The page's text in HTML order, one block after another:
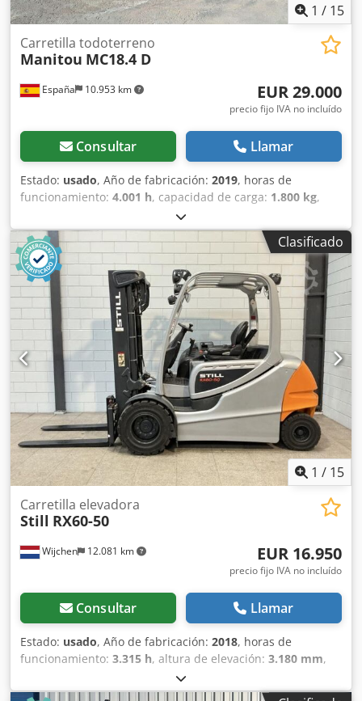
1 / 15
España 10.953 km
Carretilla todoterreno
Manitou MC18.4 D
EUR 29.000
precio fijo IVA no incluído
Consultar Llamar
Estado: usado, Año de fabricación: 2019, horas de
funcionamiento: 4.001 h, capacidad de carga: 1.800 kg,
3.700 mm, tipo de combustible:
altura total:1.990 mm, longitud total:4.050 mm, ancho
total:1.450 mm , color: rojo, Equipamiento:tracción a las
cuatro ruedas, Año de fabricación: 2019 Dedpfx Aex
Sqhcofzswa Peso en vacío: 3.997 kg PBV: 5.797 kg Depósito
de combustible: 17 litros Velocidad máxima: 25 km/h
Ubicación: Lérida (Lérida) Carretilla diésel de obra de 1.800
kg. de capacidad Manitou MC18.4 D . Perfecta para todo
tipo de trabajos en exteriores como agricultura, obra,
construcción, puertos, minería y más. Maquinaria
totalmente revisada y funcional y con documentación al
día. Consulte con nuestro departamento comercial.
Elevación libre: 90 mm CE
Clasificado
1 / 15
Wijchen 12.081 km
Carretilla elevadora
Still RX60-50
EUR 16.950
precio fijo IVA no incluído
Consultar Llamar
Estado: usado, Año de fabricación: 2018, horas de
funcionamiento: 3.315 h, altura de elevación: 3.180 mm,
eléctrico, tipo de mástil:
longitud de la horquilla:1.210 mm, ancho de horquillas: